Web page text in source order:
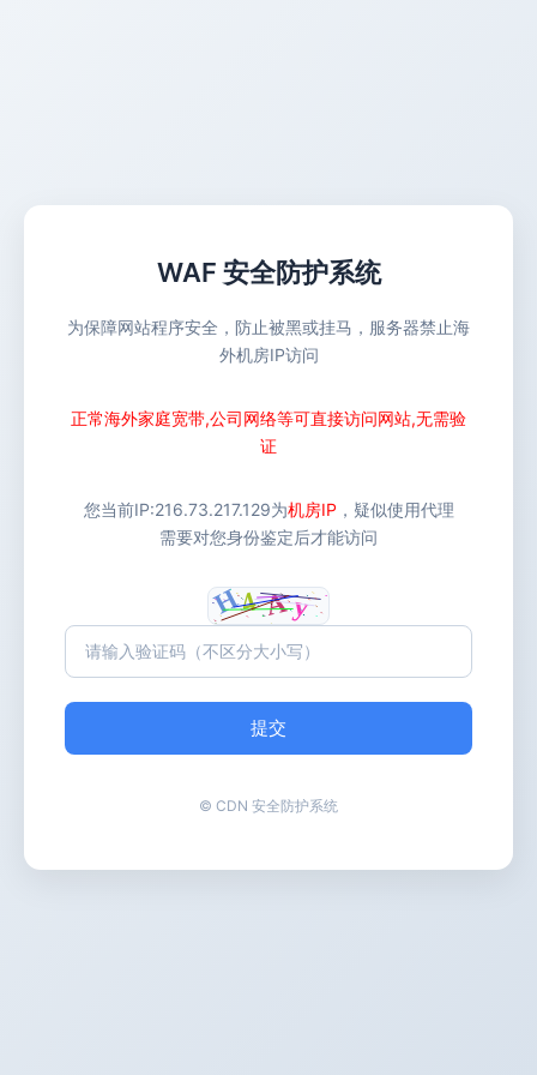
WAF 安全防护系统
为保障网站程序安全，防止被黑或挂马，服务器禁止海
外机房IP访问
正常海外家庭宽带,公司网络等可直接访问网站,无需验
证
您当前IP:216.73.217.129为机房IP ，疑似使用代理
需要对您身份鉴定后才能访问
提交
© CDN 安全防护系统